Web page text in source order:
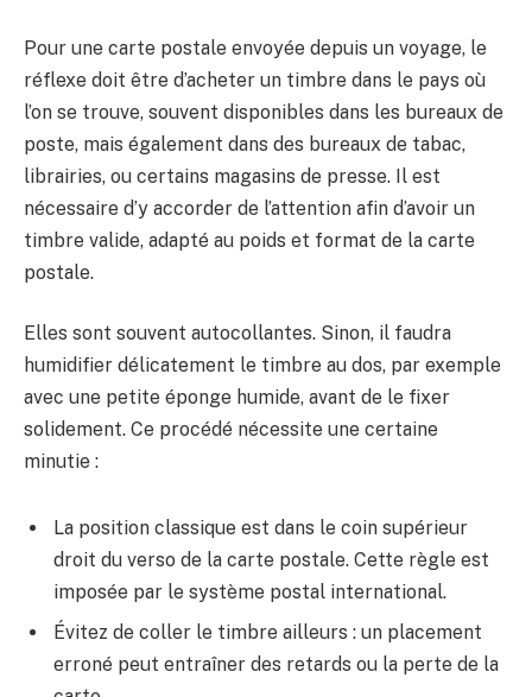
Pour une carte postale envoyée depuis un voyage, le
réflexe doit être d’acheter un timbre dans le pays où
l’on se trouve, souvent disponibles dans les bureaux de
poste, mais également dans des bureaux de tabac,
librairies, ou certains magasins de presse. Il est
nécessaire d’y accorder de l’attention afin d’avoir un
timbre valide, adapté au poids et format de la carte
postale.
Elles sont souvent autocollantes. Sinon, il faudra
humidifier délicatement le timbre au dos, par exemple
avec une petite éponge humide, avant de le fixer
solidement. Ce procédé nécessite une certaine
minutie :
La position classique est dans le coin supérieur
droit du verso de la carte postale. Cette règle est
imposée par le système postal international.
Évitez de coller le timbre ailleurs : un placement
erroné peut entraîner des retards ou la perte de la